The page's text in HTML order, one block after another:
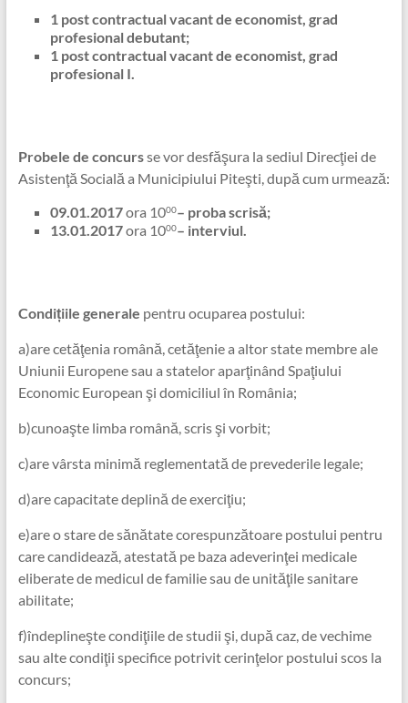
1 post contractual vacant de economist, grad
profesional debutant;
1 post contractual vacant de economist, grad
profesional I.
Probele de concursse vor desfăşura la sediul Direcţiei de
Asistenţă Socială a Municipiului Piteşti, după cum urmează:
09.01.2017ora 1000– proba scrisă;
13.01.2017ora 1000– interviul.
Condițiile generale pentru ocuparea postului:
a)are cetăţenia română, cetăţenie a altor state membre ale
Uniunii Europene sau a statelor aparţinând Spaţiului
Economic European şi domiciliul în România;
b)cunoaşte limba română, scris şi vorbit;
c)are vârsta minimă reglementată de prevederile legale;
d)are capacitate deplină de exerciţiu;
e)are o stare de sănătate corespunzătoare postului pentru
care candidează, atestată pe baza adeverinţei medicale
eliberate de medicul de familie sau de unităţile sanitare
abilitate;
f)îndeplineşte condiţiile de studii şi, după caz, de vechime
sau alte condiţii specifice potrivit cerinţelor postului scos la
concurs;